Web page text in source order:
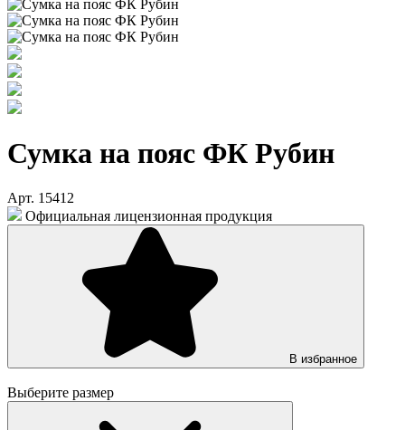
Сумка на пояс ФК Рубин
Арт. 15412
Официальная лицензионная продукция
В избранное
Выберите размер